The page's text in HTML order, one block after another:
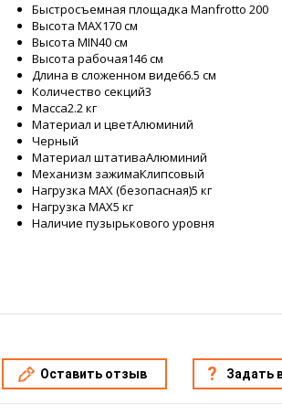
Быстросъемная площадка Manfrotto 200
Высота MAX170 см
Высота MIN40 см
Высота рабочая146 см
Длина в сложенном виде66.5 см
Количество секций3
Масса2.2 кг
Материал и цветАлюминий
Черный
Материал штативаАлюминий
Механизм зажимаКлипсовый
Нагрузка MAX (безопасная)5 кг
Нагрузка MAX5 кг
Наличие пузырькового уровня
Оставить отзыв Задать